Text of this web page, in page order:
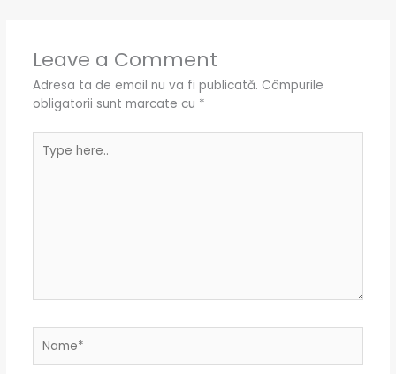
Leave a Comment
Adresa ta de email nu va fi publicată. Câmpurile
obligatorii sunt marcate cu *
here..